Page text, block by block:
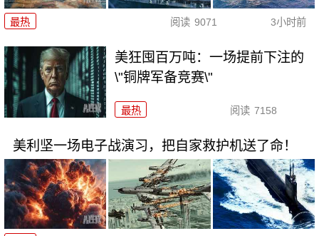
最热 阅读 9071 3小时前
美狂囤百万吨：一场提前下注的
\"铜牌军备竞赛\"
最热 阅读 7158
美利坚一场电子战演习，把自家救护机送了命！